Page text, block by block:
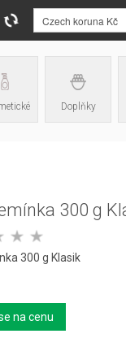
Doplňky
300 g
300 g Klasik
na cenu